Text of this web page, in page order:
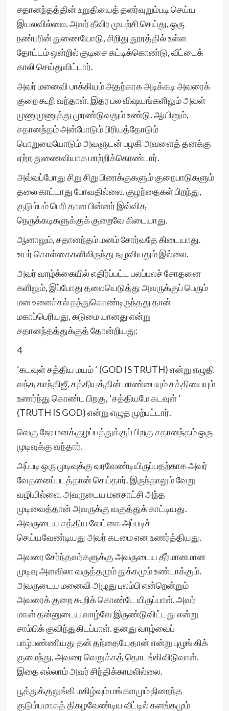
சதானந்தத்தின் உறுதியைத் தளர்வுறும்படி செய்ய
இயலவில்லை. அவர் தீவிர முயற்சி செய்து, ஒரு
நண்பரின் துணையோடு, சிறிது தூரத்தில் உள்ள
தோட்டம் ஒன்றில் குடிசை கட்டிக்கொண்டு, வீட்டைக்
காலி செய்துவிட்டார்.
அவர் மனைவி பாக்கியம் அதற்காக அடிக்கடி அவரைக்
குறை கூறி வந்தாள். இதர பல விஷயங்களிலும் அவள்
முணுமுணுத்து முரண்டுவதும் உண்டு. ஆயினும்,
சதானந்தம் அன்போடும் பிரியத்தோடும்
பொறுமையோடும் அவளுடன் பழகி அவளைத் தனக்கு
ஏற்ற துணைவியாக மாற்றிக்கொண்டார்.
அவ்வப்போது சிறு சிறு பிணக்குகளும் குறைபாடுகளும்
தலை காட்டாது போவதில்லை. குழந்தைகள் பிறந்து,
குடும்பம் பெரி தான பின்னர் இவ்வித
நெருக்கடிகளுக்குக் குறைவே கிடையாது.
ஆனாலும், சதானந்தம் மனம் சோர்வதே கிடையாது.
உயர் கொள்கைகளிலிருந்து நழுவியதும் இல்லை.
அவர் வாழ்க்கையில் எதிர்ப்பட்ட பலப்பலச் சோதனை
களிலும், இப்போது தலையெடுத்து அவருக்குப் பெரும்
மன உளைச்சல் தந்துகொண்டிருந்தது தான்
மகாப்பெரியது, கடுமை யானது என்று
சதானந்தத்துக்குத் தோன்றியது:
4
‘கடவுள் சத்திய மயம் ‘ (GOD IS TRUTH) என்று எழுதி
வந்த காந்திஜீ, சத்தியத்தின் மாண்பையும் சக்தியையும்
உணர்ந்து கொண்ட பிறகு, ‘சத்தியமே கடவுள் ’
(TRUTH IS GOD) என்று எழுத முற்பட்டார்.
வெகு நேர மனக்குழப்பத்துக்குப் பிறகு சதானந்தம் ஒரு
முடிவுக்கு வந்தார்.
அப்படி ஒரு முடிவுக்கு வரவேண்டியிருப்பதற்காக அவர்
வேதனைப்படத்தான் செய்தார். இருந்தாலும் வேறு
வழியில்லை. அவருடைய மனசாட்சி அந்த
முடிவைத்தான் அவருக்கு வகுத்துக் காட்டியது.
அவருடைய சத்திய வேட்கை அப்படிச்
செய்யவேண்டியது அவர் கடமை என உணர்த்தியது.
அவரை சேர்ந்தவர்களுக்கு அவருடைய தீர்மானமான
முடிவு அளவிலா வருத்தமும் துக்கமும் உண்டாக்கும்.
அவருடைய மனைவி அழுது புலம்பி என்றென்றும்
அவரைக் குறை கூறிக் கொண்டே யிருப்பாள். அவர்
மகள் தன்னுடைய வாழ்வே இருண்டுவிட்டது என்று
சாம்பிக் குவிந்துகிடப்பாள். தனது வாழ்வைப்
பாழ்பண்ணியது தன் தந்தையேதான் என்று புழுங் கிக்
குமைந்து, அவரை வெறுக்கத் தொடங்கிவிடுவாள்.
இதை எல்லாம் அவர் சிந்திக்காமலில்லை.
பூத்துக்குலுங்கி மகிழ்வும் மங்களமும் நிறைந்த
குடும்பமாகத் திகழவேண்டிய வீட்டில் களங்கமும்